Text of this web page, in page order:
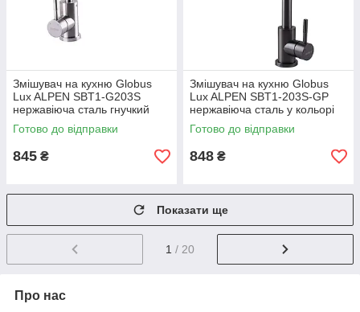
Змішувач на кухню Globus
Lux ALPEN SBT1-G203S
нержавіюча сталь гнучкий
гусак
Готово до відправки
845 ₴
Змішувач на кухню Globus
Lux ALPEN SBT1-203S-GP
нержавіюча сталь у кольорі
Графіт
Готово до відправки
848 ₴
Показати ще
1 / 20
Про нас